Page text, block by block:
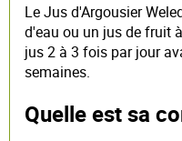
Le Jus d'Argousier
d'eau ou un jus de fruit
jus 2 à 3 fois par jour
semaines.
Quelle est sa